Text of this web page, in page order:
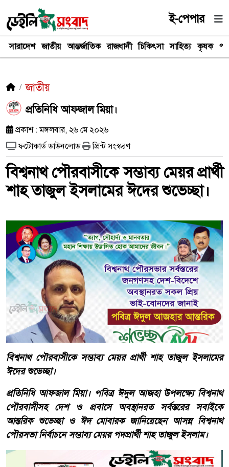
ই-পেপার
সারাদেশ জাতীয় আন্তর্জাতিক রাজধানী চিকিৎসা সাহিত্য কৃষক
জাতীয়
প্রতিনিধি আফজাল মিয়া।
প্রকাশ : মঙ্গলবার, ২৬ মে ২০২৬
ফটোকার্ড ডাউনলোড
প্রিন্ট সংস্করণ
বিশ্বনাথ পৌরবাসীকে সম্ভাব্য মেয়র প্রার্থী
শাহ তাজুল ইসলামের ঈদের শুভেচ্ছা।
বিশ্বনাথ পৌরবাসীকে সম্ভাব্য মেয়র প্রার্থী শাহ তাজুল ইসলামের
ঈদের শুভেচ্ছা।
প্রতিনিধি আফজাল মিয়া। পবিত্র ঈদুল আজহা উপলক্ষ্যে বিশ্বনাথ
পৌরবাসীসহ দেশ ও প্রবাসে অবস্থানরত সর্বস্তরের সবাইকে
আন্তরিক শুভেচ্ছা ও ঈদ মোবারক জানিয়েছেন আসন্ন বিশ্বনাথ
পৌরসভা নির্বাচনে সম্ভাব্য মেয়র পদপ্রার্থী শাহ তাজুল ইসলাম।